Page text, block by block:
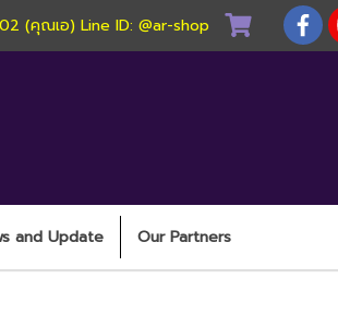
(คุณเอ) Line ID: @ar-shop
and Update Our Partners